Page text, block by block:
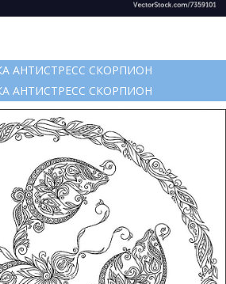
АНТИСТРЕСС СКОРПИОН
АНТИСТРЕСС СКОРПИОН